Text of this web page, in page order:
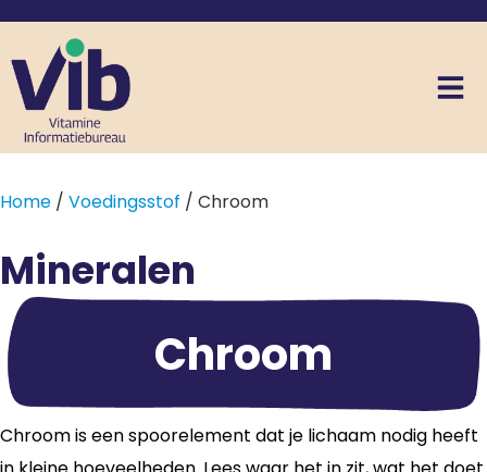
Home / Voedingsstof / Chroom
Mineralen
Chroom
Chroom is een spoorelement dat je lichaam nodig heeft